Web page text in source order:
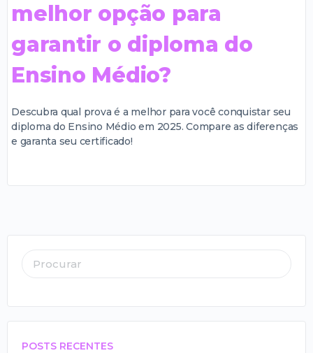
melhor opção para
garantir o diploma do
Ensino Médio?
Descubra qual prova é a melhor para você conquistar seu
diploma do Ensino Médio em 2025. Compare as diferenças
e garanta seu certificado!
POSTS RECENTES